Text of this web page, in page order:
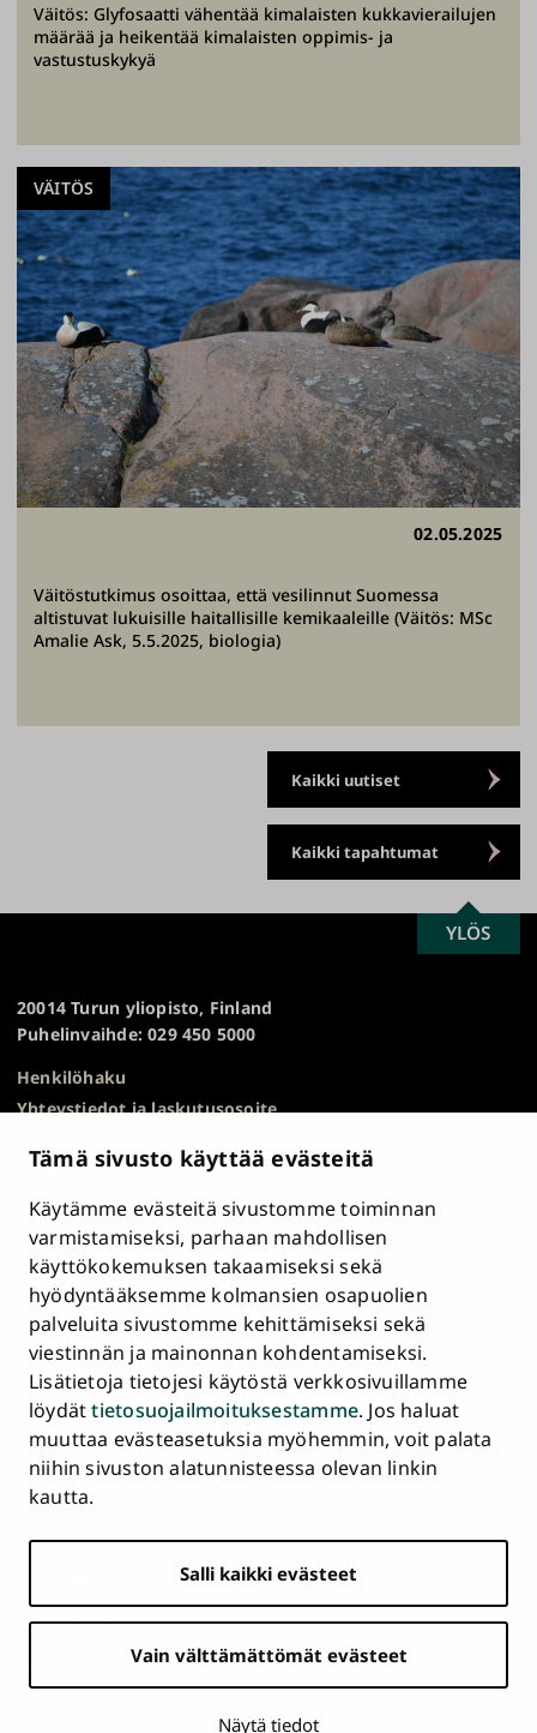
Tämä sivusto käyttää evästeitä
Käytämme evästeitä sivustomme toiminnan
varmistamiseksi, parhaan mahdollisen
käyttökokemuksen takaamiseksi sekä
hyödyntääksemme kolmansien osapuolien
palveluita sivustomme kehittämiseksi sekä
viestinnän ja mainonnan kohdentamiseksi.
Lisätietoja tietojesi käytöstä verkkosivuillamme
löydättietosuojailmoituksestamme. Jos haluat
muuttaa evästeasetuksia myöhemmin, voit palata
niihin sivuston alatunnisteessa olevan linkin
kautta.
Salli kaikki evästeet
Vain välttämättömät evästeet
Näytä tiedot
Väitös: Glyfosaatti vähentää kimalaisten kukkavierailujen
määrää ja heikentää kimalaisten oppimis- ja
vastustuskykyä
02.05.2025
Väitöstutkimus osoittaa, että vesilinnut Suomessa
altistuvat lukuisille haitallisille kemikaaleille (Väitös: MSc
Amalie Ask, 5.5.2025, biologia)
VÄITÖS
Kaikki uutiset
Kaikki tapahtumat
20014 Turun yliopisto, Finland
Puhelinvaihde: 029 450 5000
Henkilöhaku
Yhteystiedot ja laskutusosoite
HR Excellence in Research
Tietosuojailmoitus
Asiakirjajulkisuuskuvaus ja tietopyynnöt
Väärinkäytösepäilyt
Saavutettavuusseloste
Palaute
Intranet ja sähköiset työkalut
Evästeasetukset
Päävalikko
alatunnisteessa
ETUSIVU
YHTEISTYÖ
Turun
yliopisto
Turun
yliopisto
TurunTurunTurunTurun
SCROLL
TO
YLÖS